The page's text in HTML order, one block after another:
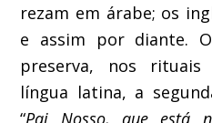
rezam em árabe; os
e assim por diante.
preserva, nos rituais
língua latina, a
“Pai Nosso, que está